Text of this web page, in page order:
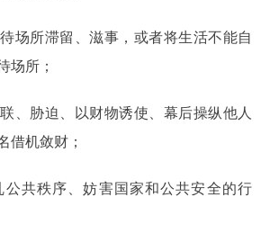
所滞留、滋事，或者将生活不能自
场所；
胁迫、以财物诱使、幕后操纵他人
借机敛财；
共秩序、妨害国家和公共安全的行